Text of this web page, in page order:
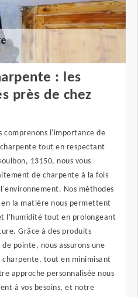
: les
près de chez
comprenons l'importance de
tout en respectant
13150, nous vous
de charpente à la fois
Nos méthodes
la matière nous permettent
l'humidité tout en prolongeant
Grâce à des produits
pointe, nous assurons une
tout en minimisant
approche personnalisée nous
à vos besoins, et notre